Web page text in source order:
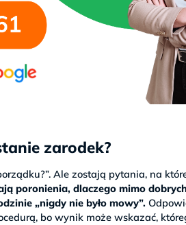
zarodek?
Ale zostają pytania, na
poronienia, dlaczego mimo
„nigdy nie było mowy”.
bo wynik może wskazać,